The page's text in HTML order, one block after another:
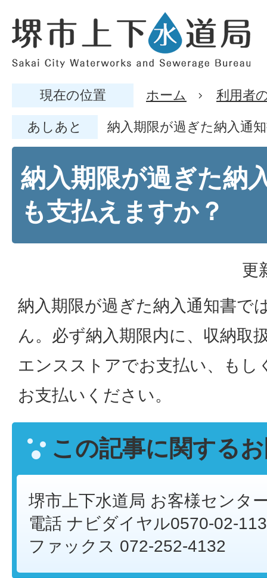
現在の位置 ホーム 利用者
あしあと 納入期限が過ぎた納入通
納入期限が過ぎた納
も支払えますか？
更
納入期限が過ぎた納入通知書で
ん。必ず納入期限内に、収納取
エンスストアでお支払い、もし
お支払いください。
この記事に関する
堺市上下水道局 お客様センタ
電話 ナビダイヤル0570-02-
ファックス 072-252-4132